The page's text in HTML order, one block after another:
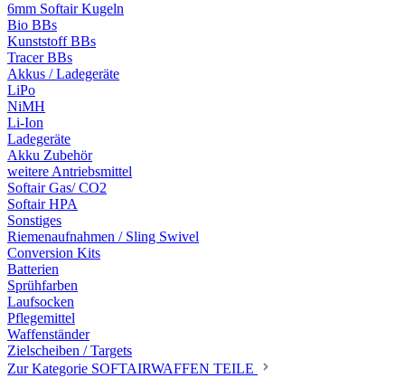
6mm Softair Kugeln
Bio BBs
Kunststoff BBs
Tracer BBs
Akkus / Ladegeräte
LiPo
NiMH
Li-Ion
Ladegeräte
Akku Zubehör
weitere Antriebsmittel
Softair Gas/ CO2
Softair HPA
Sonstiges
Riemenaufnahmen / Sling Swivel
Conversion Kits
Batterien
Sprühfarben
Laufsocken
Pflegemittel
Waffenständer
Zielscheiben / Targets
Zur Kategorie SOFTAIRWAFFEN TEILE